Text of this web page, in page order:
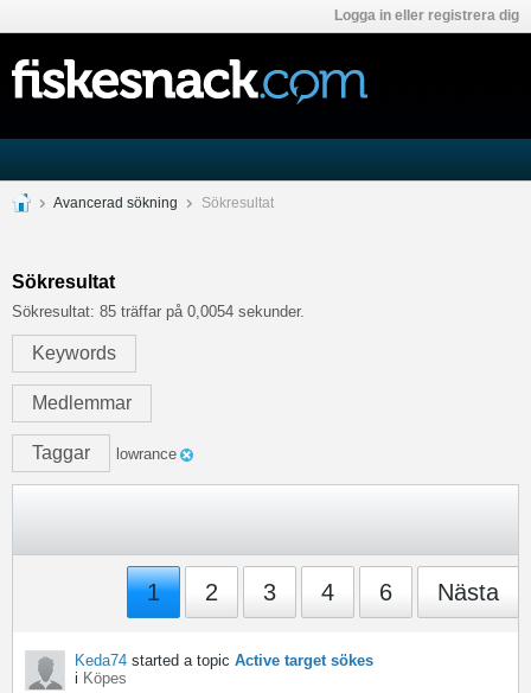
Logga in eller registrera dig
Avancerad sökning Sökresultat
Sökresultat
Sökresultat: 85 träffar på 0,0054 sekunder.
Keywords
Medlemmar
Taggar lowrance
1 2 3 4 6 Nästa
Keda74 started a topic Active target sökes
i Köpes